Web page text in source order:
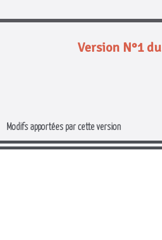
Version N°1
Modifs apportées par cette version